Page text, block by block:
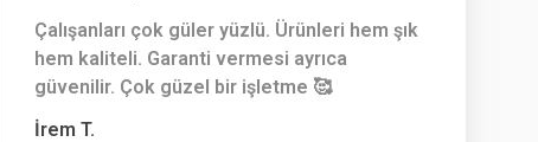
Çalışanları çok güler yüzlü. Ürünleri hem şık
hem kaliteli. Garanti vermesi ayrıca
güvenilir. Çok güzel bir işletme 🥰
İrem T.